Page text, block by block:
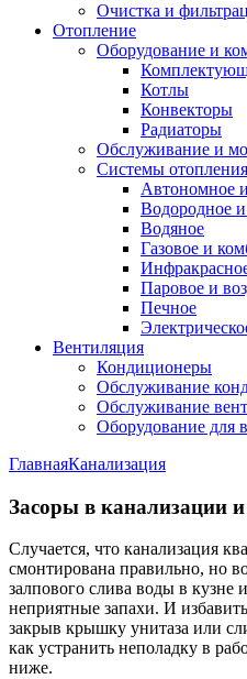
Очистка и
Отопление
Оборудование и
Котлы
Конвекторы
Радиаторы
Обслуживание и
Системы отопления
Автономное
Водородное
Водяное
Газовое и
Паровое и
Печное
Вентиляция
Кондиционеры
Обслуживание
Обслуживание
Оборудование для
ГлавнаяКанализация
Засоры в канализации и
Случается, что канализация
смонтирована правильно, но
залпового слива воды в кузне
неприятные запахи. И
закрыв крышку унитаза или
как устранить неполадку в
ниже.